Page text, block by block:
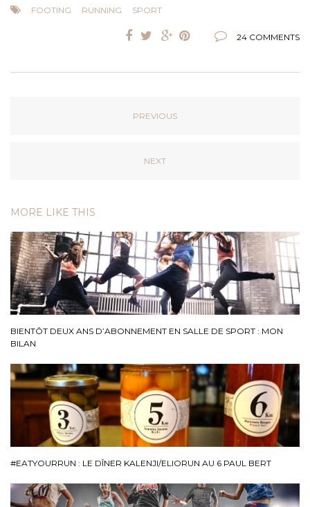
FOOTING RUNNING SPORT
24 COMMENTS
PREVIOUS
NEXT
MORE LIKE THIS
BIENTÔT DEUX ANS D’ABONNEMENT EN SALLE DE SPORT : MON
BILAN
#EATYOURRUN : LE DÎNER KALENJI/ELIORUN AU 6 PAUL BERT